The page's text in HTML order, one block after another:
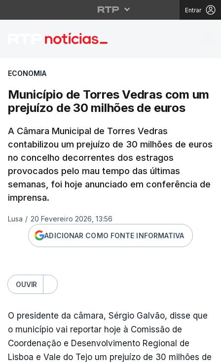
Entrar
Município de Torres
ECONOMIA
Município de Torres Vedras com um
prejuízo de 30 milhões de euros
A Câmara Municipal de Torres Vedras
contabilizou um prejuízo de 30 milhões de euros
no concelho decorrentes dos estragos
provocados pelo mau tempo das últimas
semanas, foi hoje anunciado em conferência de
imprensa.
Lusa / 20 Fevereiro 2026, 13:56
ADICIONAR COMO FONTE INFORMATIVA
OUVIR
O presidente da câmara, Sérgio Galvão, disse que
o município vai reportar hoje à Comissão de
Coordenação e Desenvolvimento Regional de
Lisboa e Vale do Tejo um prejuízo de 30 milhões de